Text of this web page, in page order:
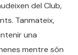
del Club,
Tanmateix,
una
mentre són